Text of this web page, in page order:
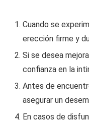
Cuando se
erección firme y
Si se desea
confianza en la
Antes de
asegurar un
En casos de